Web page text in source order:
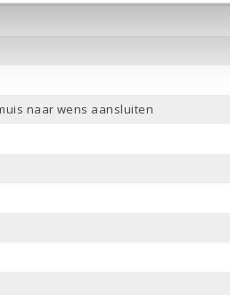
naar wens aansluiten